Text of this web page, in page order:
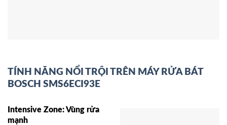
TÍNH NĂNG NỔI TRỘI TRÊN MÁY RỬA BÁT
BOSCH SMS6ECI93E
Intensive Zone: Vùng rửa
mạnh